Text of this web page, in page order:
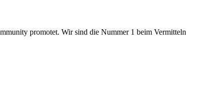
promotet. Wir sind die Nummer 1 beim Vermitteln